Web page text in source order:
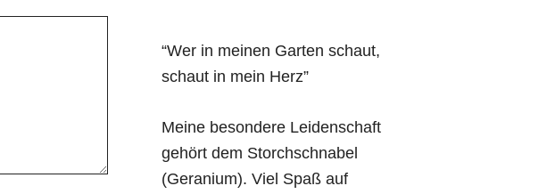
“Wer in meinen Garten schaut,
schaut in mein Herz”
Meine besondere Leidenschaft
gehört dem Storchschnabel
(Geranium). Viel Spaß auf